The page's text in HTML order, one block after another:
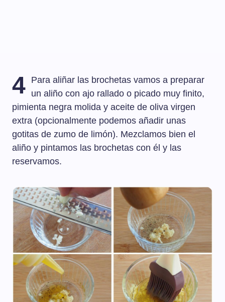
4 Para aliñar las brochetas vamos a preparar
un aliño con ajo rallado o picado muy finito,
pimienta negra molida y aceite de oliva virgen
extra (opcionalmente podemos añadir unas
gotitas de zumo de limón). Mezclamos bien el
aliño y pintamos las brochetas con él y las
reservamos.